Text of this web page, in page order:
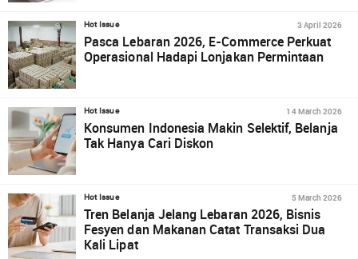
Hot Issue 3 April 2026
Pasca Lebaran 2026, E-Commerce Perkuat
Operasional Hadapi Lonjakan Permintaan
Hot Issue 14 March 2026
Konsumen Indonesia Makin Selektif, Belanja
Tak Hanya Cari Diskon
Hot Issue 5 March 2026
Tren Belanja Jelang Lebaran 2026, Bisnis
Fesyen dan Makanan Catat Transaksi Dua
Kali Lipat